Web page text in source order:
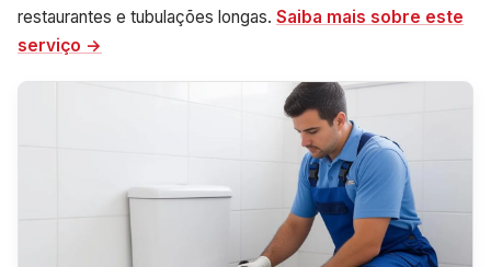
restaurantes e tubulações longas. Saiba mais sobre este
serviço →